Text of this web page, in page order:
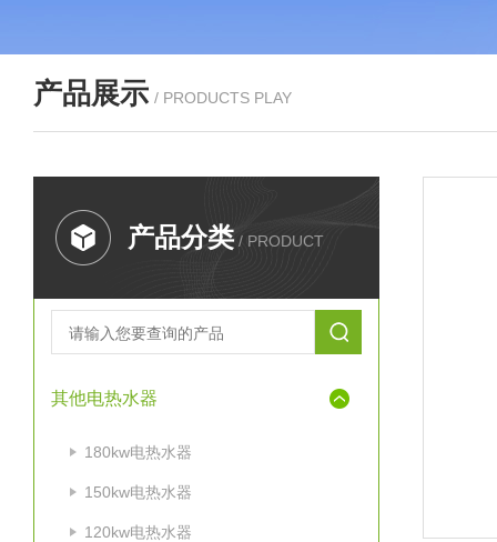
产品展示 / PRODUCTS PLAY
产品分类 / PRODUCT
其他电热水器
180kw电热水器
150kw电热水器
120kw电热水器